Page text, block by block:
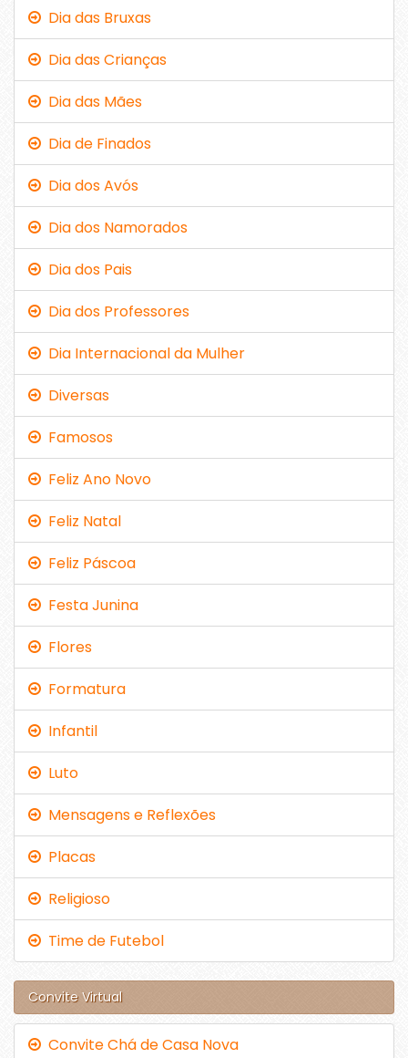
Dia das Bruxas
Dia das Crianças
Dia das Mães
Dia de Finados
Dia dos Avós
Dia dos Namorados
Dia dos Pais
Dia dos Professores
Dia Internacional da Mulher
Diversas
Famosos
Feliz Ano Novo
Feliz Natal
Feliz Páscoa
Festa Junina
Flores
Formatura
Infantil
Luto
Mensagens e Reflexões
Placas
Religioso
Time de Futebol
Convite Virtual
Convite Chá de Casa Nova